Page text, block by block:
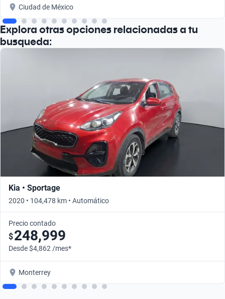
Ciudad de México
Explora otras opciones relacionadas a tu
busqueda:
Kia • Sportage
2020 • 104,478 km • Automático
Precio contado
$248,999
Desde $4,862 /mes*
Monterrey